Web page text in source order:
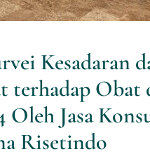
Kesadaran
terhadap Obat
Oleh Jasa
Risetindo